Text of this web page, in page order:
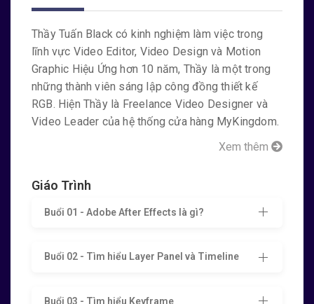
Học viên review gì vềKhóa học After Effect Hiệu
Ứng Motionsau khi hoàn thành?
Thầy Tuấn Black có kinh nghiệm làm việc trong
lĩnh vực Video Editor, Video Design và Motion
Graphic Hiệu Ứng hơn 10 năm, Thầy là một trong
những thành viên sáng lập công đồng thiết kế
RGB. Hiện Thầy là Freelance Video Designer và
Video Leader của hệ thống cửa hàng MyKingdom.
Xem thêm
Giáo Trình
Buổi 01 - Adobe After Effects là gì?
Buổi 02 - Tìm hiểu Layer Panel và Timeline
Buổi 03 - Tìm hiểu Keyframe